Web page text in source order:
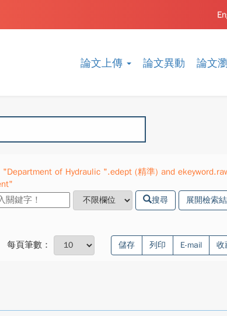
論文上傳 論文異動 論文
"Department of Hydraulic ".edept (精準) and
搜尋 展開檢索
每頁筆數： 儲存 列印 E-mail 收